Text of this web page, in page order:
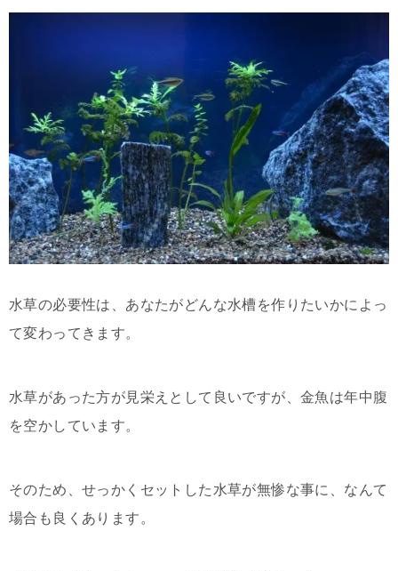
水草の必要性は、あなたがどんな水槽を作りたいかによっ
て変わってきます。
水草があった方が見栄えとして良いですが、金魚は年中腹
を空かしています。
そのため、せっかくセットした水草が無惨な事に、なんて
場合も良くあります。